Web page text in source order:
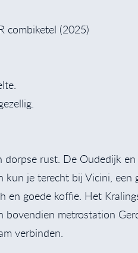
combiketel (2025)
dorpse rust. De Oudedijk
je terecht bij Vicini, een
goede koffie. Het
metrostation
verbinden.